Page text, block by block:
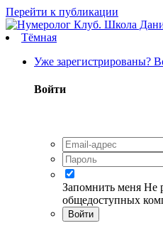
Перейти к публикации
Тёмная
Уже зарегистрированы?
Войти
Запомнить меня Не
общедоступных
Войти